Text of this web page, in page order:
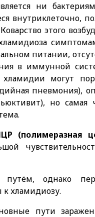
ни
внутриклеточно,
этого
питании,
в иммунной
могут
пневмония),
но самая
(полимеразная
однако
хламидиозу.
пути